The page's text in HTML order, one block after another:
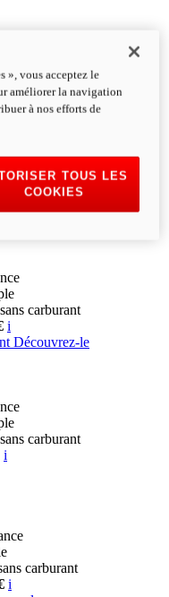
carburant
i
Découvrez-le
carburant
i
carburant
i
», vous acceptez le
améliorer la navigation
à nos efforts de
TOUS LES
COOKIES